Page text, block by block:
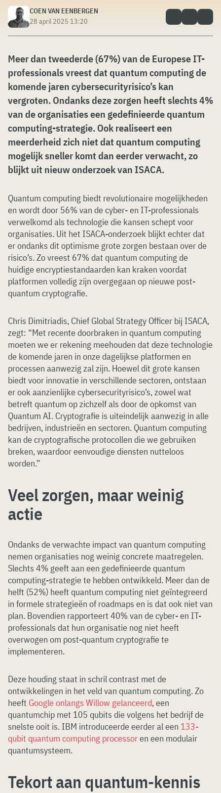
COEN VAN EENBERGEN
28 april 2025 13:20
Meer dan tweederde (67%) van de Europese IT-
professionals vreest dat quantum computing de
komende jaren cybersecurityrisico’s kan
vergroten. Ondanks deze zorgen heeft slechts 4%
van de organisaties een gedefinieerde quantum
computing-strategie. Ook realiseert een
meerderheid zich niet dat quantum computing
mogelijk sneller komt dan eerder verwacht, zo
blijkt uit nieuw onderzoek van ISACA.
Quantum computing biedt revolutionaire mogelijkheden
en wordt door 56% van de cyber- en IT-professionals
verwelkomd als technologie die kansen schept voor
organisaties. Uit het ISACA-onderzoek blijkt echter dat
er ondanks dit optimisme grote zorgen bestaan over de
risico’s. Zo vreest 67% dat quantum computing de
huidige encryptiestandaarden kan kraken voordat
platformen volledig zijn overgegaan op nieuwe post-
quantum cryptografie.
Chris Dimitriadis, Chief Global Strategy Officer bij ISACA,
zegt: “Met recente doorbraken in quantum computing
moeten we er rekening meehouden dat deze technologie
de komende jaren in onze dagelijkse platformen en
processen aanwezig zal zijn. Hoewel dit grote kansen
biedt voor innovatie in verschillende sectoren, ontstaan
er ook aanzienlijke cybersecurityrisico’s, zowel wat
betreft quantum op zichzelf als door de opkomst van
Quantum AI. Cryptografie is uiteindelijk aanwezig in alle
bedrijven, industrieën en sectoren. Quantum computing
kan de cryptografische protocollen die we gebruiken
breken, waardoor eenvoudige diensten nutteloos
worden.”
Veel zorgen, maar weinig
actie
Ondanks de verwachte impact van quantum computing
nemen organisaties nog weinig concrete maatregelen.
Slechts 4% geeft aan een gedefinieerde quantum
computing-strategie te hebben ontwikkeld. Meer dan de
helft (52%) heeft quantum computing niet geïntegreerd
in formele strategieën of roadmaps en is dat ook niet van
plan. Bovendien rapporteert 40% van de cyber- en IT-
professionals dat hun organisatie nog niet heeft
overwogen om post-quantum cryptografie te
implementeren.
Deze houding staat in schril contrast met de
ontwikkelingen in het veld van quantum computing. Zo
heeft Google onlangs Willow gelanceerd, een
quantumchip met 105 qubits die volgens het bedrijf de
snelste ooit is. IBM introduceerde eerder al een 133-
qubit quantum computing processoren een modulair
quantumsysteem.
Tekort aan quantum-kennis